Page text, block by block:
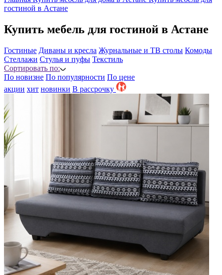
гостиной в Астане
Купить мебель для гостиной в Астане
Гостиные Диваны и кресла Журнальные и ТВ столы Комоды
Стеллажи Стулья и пуфы Текстиль
Сортировать по:
По новизне По популярности По цене
акции хит новинки B рассрочку